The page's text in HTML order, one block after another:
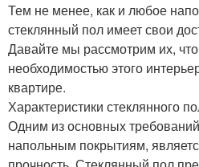
Тем не менее, как и любое
стеклянный пол имеет свои
Давайте мы рассмотрим их,
необходимостью этого
квартире.
Характеристики стеклянного
Одним из основных
напольным покрытиям,